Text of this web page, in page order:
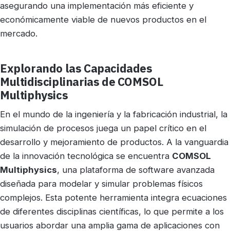
asegurando una implementación más eficiente y
económicamente viable de nuevos productos en el
mercado.
Explorando las Capacidades
Multidisciplinarias de COMSOL
Multiphysics
En el mundo de la ingeniería y la fabricación industrial, la
simulación de procesos juega un papel crítico en el
desarrollo y mejoramiento de productos. A la vanguardia
de la innovación tecnológica se encuentra COMSOL
Multiphysics, una plataforma de software avanzada
diseñada para modelar y simular problemas físicos
complejos. Esta potente herramienta integra ecuaciones
de diferentes disciplinas científicas, lo que permite a los
usuarios abordar una amplia gama de aplicaciones con